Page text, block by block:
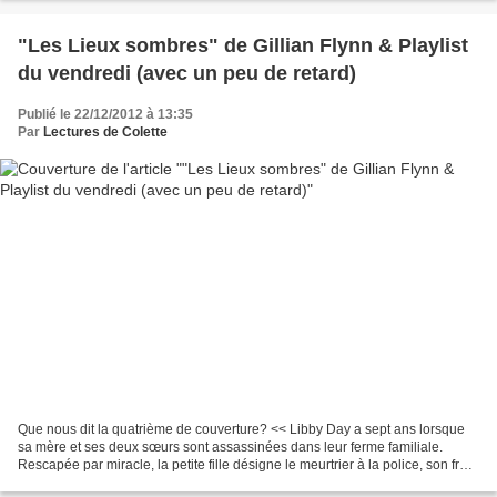
"Les Lieux sombres" de Gillian Flynn & Playlist
du vendredi (avec un peu de retard)
Publié le 22/12/2012 à 13:35
Par Lectures de Colette
Que nous dit la quatrième de couverture? << Libby Day a sept ans lorsque
sa mère et ses deux sœurs sont assassinées dans leur ferme familiale.
Rescapée par miracle, la petite fille désigne le meurtrier à la police, son frère